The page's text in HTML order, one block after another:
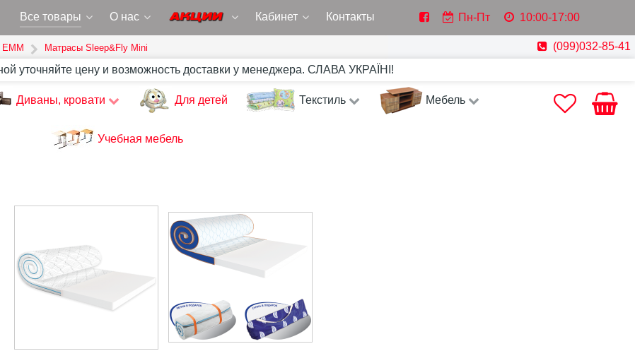
Все товары О нас Кабинет Контакты Пн-Пт 10:00-17:00
ЕММ Матрасы Sleep&Fly Mini
(099)032-85-41
уточняйте цену и возможность доставки у менеджера. СЛАВА УКРАЇНІ!
Диваны, кровати Для детей Текстиль Мебель
Учебная мебель